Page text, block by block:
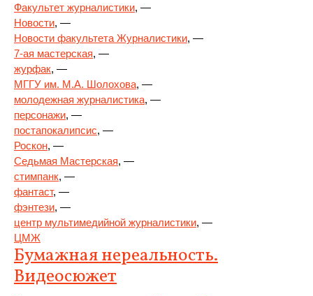
Факультет журналистики, —
Новости, —
Новости факультета Журналистики, —
7-ая мастерская, —
журфак, —
МГГУ им. М.А. Шолохова, —
молодежная журналистика, —
персонажи, —
постапокалипсис, —
Роскон, —
Седьмая Мастерская, —
стимпанк, —
фантаст, —
фэнтези, —
центр мультимедийной журналистики, —
ЦМЖ
Бумажная нереальность.
Видеосюжет